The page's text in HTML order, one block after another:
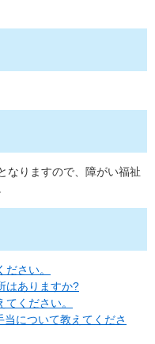
なりますので、障がい福祉
さい。
はありますか?
ください。
について教えてくださ